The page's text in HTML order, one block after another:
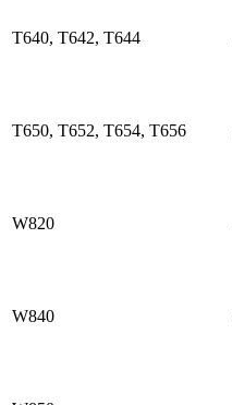
T640, T642, T644
T650, T652, T654, T656
W820
W840